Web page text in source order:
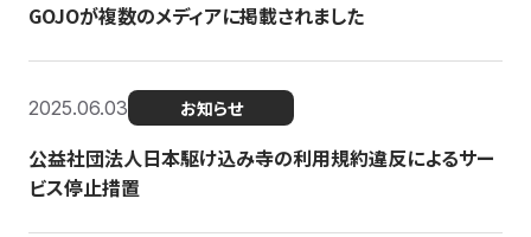
GOJOが複数のメディアに掲載されました
2025.06.03 お知らせ
公益社団法人日本駆け込み寺の利用規約違反によるサー
ビス停止措置